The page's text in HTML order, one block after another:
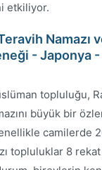
etkiliyor.
Namazı
- Japonya -
topluluğu,
büyük bir
camilerde
topluluklar 8